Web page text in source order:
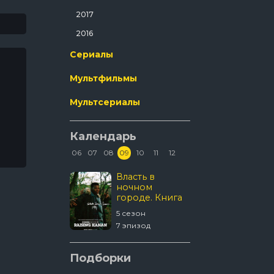
Эротика
2017
2016
Сериалы
Мультфильмы
Мультсериалы
Календарь
06 07 08 09 10 11 12
Власть в
ночном
городе. Книга
Кэнена
5 сезон
7 эпизод
Подборки